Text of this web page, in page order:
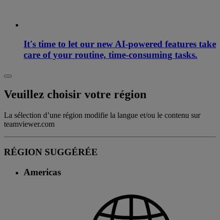
It's time to let our new AI-powered features take
care of your routine, time-consuming tasks.
Veuillez choisir votre région
La sélection d’une région modifie la langue et/ou le contenu sur
teamviewer.com
RÉGION SUGGÉRÉE
Americas